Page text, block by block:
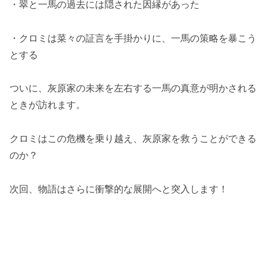
・翠と一馬の過去には隠された因縁があった
・クロミは菜々の証言を手掛かりに、一馬の策略を暴こう
とする
ついに、灰原家の未来を左右する一馬の真意が明かされる
ときが訪れます。
クロミはこの危機を乗り越え、灰原家を救うことができる
のか？
次回、物語はさらに衝撃的な展開へと突入します！